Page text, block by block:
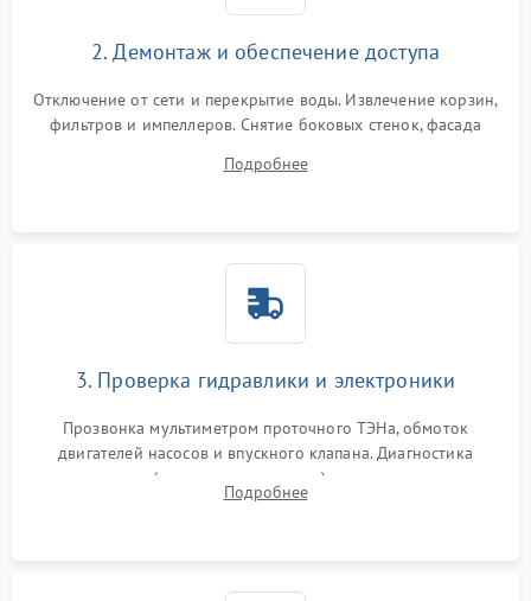
2. Демонтаж и обеспечение доступа
Отключение от сети и перекрытие воды. Извлечение корзин,
фильтров и импеллеров. Снятие боковых стенок, фасада
циркуляционному насосу, ТЭНу и сливной помпе.
Подробнее
3. Проверка гидравлики и электроники
Прозвонка мультиметром проточного ТЭНа, обмоток
двигателей насосов и впускного клапана. Диагностика
прессостата (датчика уровня воды), датчика мутности,
концевика дверцы и электронного модуля управления.
Подробнее